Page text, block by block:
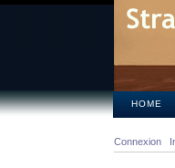
HOME
Connexion